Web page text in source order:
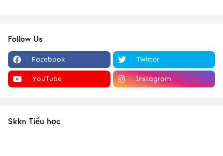
Follow Us
Facebook Twitter
YouTube Instagram
Skkn Tiểu học